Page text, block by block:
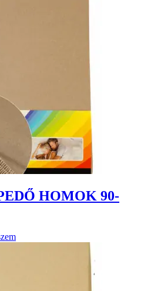
HOMOK 90-